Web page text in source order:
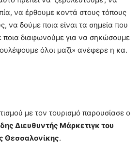
να έρθουμε κοντά στους τόπους
να δούμε ποια είναι τα σημεία που
διαφωνούμε για να σηκώσουμε
όλοι μαζί» ανέφερε η κα.
με τον τουρισμό παρουσίασε ο
Διευθυντής Μάρκετιγκ του
Θεσσαλονίκης.